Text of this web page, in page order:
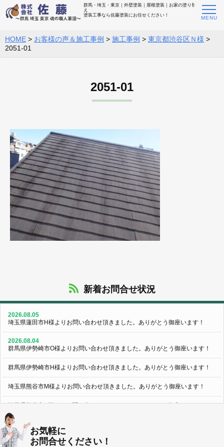
群馬・埼玉・東京｜外壁塗装｜屋根塗装｜お家の塗り替
え
塗装工事なら佐藤塗装にお任せください！
HOME > お客様の声＆施工事例 > 施工事例 > 東京都渋谷区Ｎ様 >
2051-01
2051-01
新着お問合せ状況
2026.08.05
埼玉県蓮田市H様よりお問い合わせ頂きました。ありがとう御座います！
2026.08.04
群馬県伊勢崎市O様よりお問い合わせ頂きました。ありがとう御座います！
群馬県伊勢崎市H様よりお問い合わせ頂きました。ありがとう御座います！
埼玉県熊谷市M様よりお問い合わせ頂きました。ありがとう御座います！
埼玉県熊谷市S様よりお問い合わせ頂きました。ありがとう御座います！
群馬県伊勢崎市K様よりお問い合わせ頂きました。ありがとう御座います！
東京都葛飾区N様よりお問い合わせ頂きました。ありがとう御座います！
お気軽に
お問合せください！